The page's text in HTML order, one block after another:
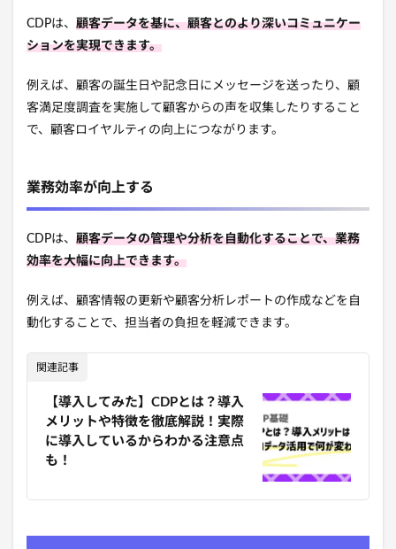
CDPは、 顧客データを基に、顧客とのより深いコミュニケー
ションを実現できます。
例えば、顧客の誕生日や記念日にメッセージを送ったり、顧
客満足度調査を実施して顧客からの声を収集したりすること
で、顧客ロイヤルティの向上につながります。
業務効率が向上する
CDPは、 顧客データの管理や分析を自動化することで、業務
効率を大幅に向上できます。
例えば、顧客情報の更新や顧客分析レポートの作成などを自
動化することで、担当者の負担を軽減できます。
関連記事
【導入してみた】CDPとは？導入
メリットや特徴を徹底解説！実際
に導入しているからわかる注意点
も！